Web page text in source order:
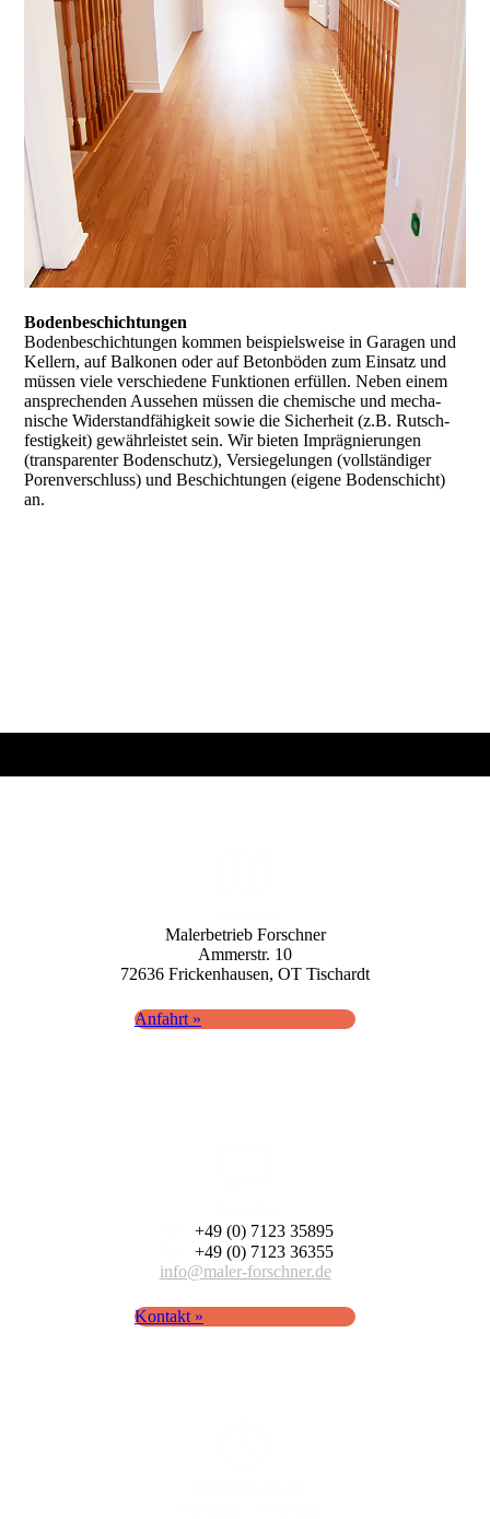
Boden­beschich­tungen
Boden­beschich­tungen kommen beispiels­weise in Garagen und
Kellern, auf Balkonen oder auf Beton­böden zum Einsatz und
müssen viele verschie­dene Funktionen erfüllen. Neben einem
ansprechenden Aussehen müssen die chemische und mecha­
nische Widerstand­fähigkeit sowie die Sicherheit (z.B. Rutsch­
festigkeit) gewähr­leistet sein. Wir bieten Impräg­nierungen
(transparenter Boden­schutz), Versiege­lungen (vollständiger
Poren­verschluss) und Beschich­tungen (eigene Boden­schicht)
an.
Maler­betrieb Forschner
Ammerstr. 10
72636 Fricken­hausen, OT Tisch­ardt
Anfahrt »
+49 (0) 7123 35895
+49 (0) 7123 36355
info@maler-forschner.de
Kontakt »